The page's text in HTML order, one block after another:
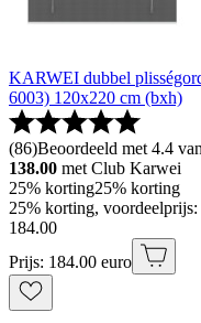
KARWEI dubbel
6003) 120x220 cm (bxh)
(86)Beoordeeld met 4.4
138.00 met Club Karwei
25% korting25% korting
25% korting,
184.00
Prijs: 184.00 euro